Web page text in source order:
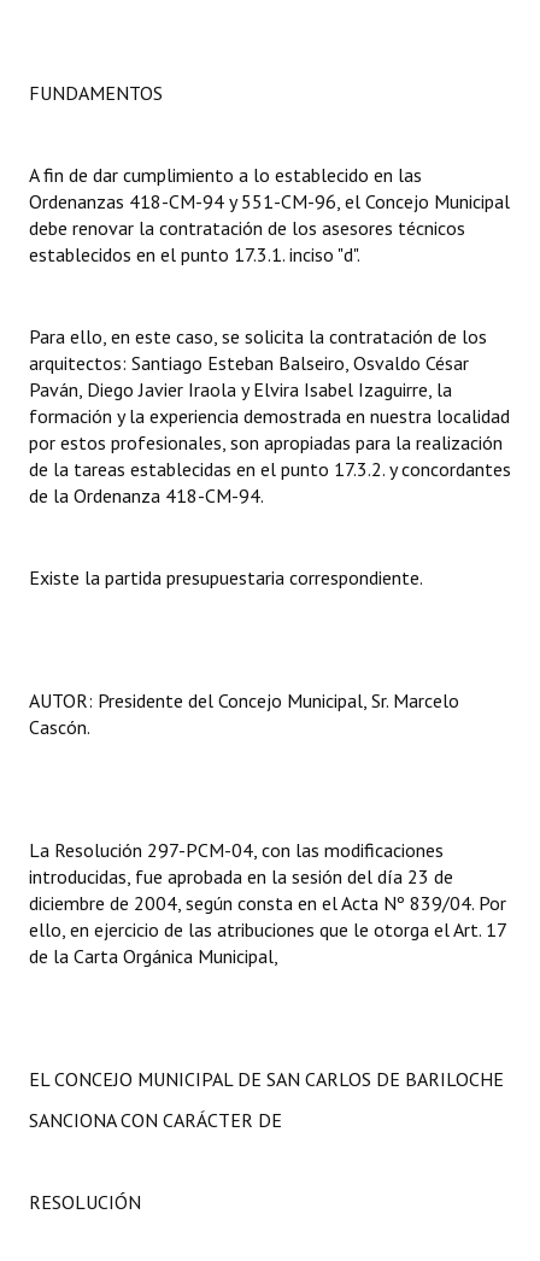
FUNDAMENTOS
A fin de dar cumplimiento a lo establecido en las
Ordenanzas 418-CM-94 y 551-CM-96, el Concejo Municipal
debe renovar la contratación de los asesores técnicos
establecidos en el punto 17.3.1. inciso "d".
Para ello, en este caso, se solicita la contratación de los
arquitectos: Santiago Esteban Balseiro, Osvaldo César
Paván, Diego Javier Iraola y Elvira Isabel Izaguirre, la
formación y la experiencia demostrada en nuestra localidad
por estos profesionales, son apropiadas para la realización
de la tareas establecidas en el punto 17.3.2. y concordantes
de la Ordenanza 418-CM-94.
Existe la partida presupuestaria correspondiente.
AUTOR: Presidente del Concejo Municipal, Sr. Marcelo
Cascón.
La Resolución 297-PCM-04, con las modificaciones
introducidas, fue aprobada en la sesión del día 23 de
diciembre de 2004, según consta en el Acta Nº 839/04. Por
ello, en ejercicio de las atribuciones que le otorga el Art. 17
de la Carta Orgánica Municipal,
EL CONCEJO MUNICIPAL DE SAN CARLOS DE BARILOCHE
SANCIONA CON CARÁCTER DE
RESOLUCIÓN